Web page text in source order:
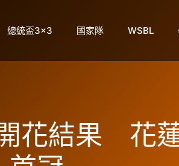
總統盃3×3 國家隊 WSBL
花結果 花